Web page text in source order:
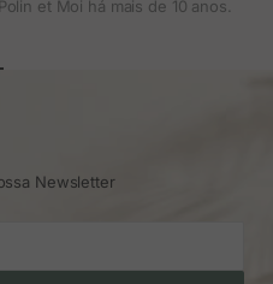
et Moi há mais de 10 anos.
Newsletter